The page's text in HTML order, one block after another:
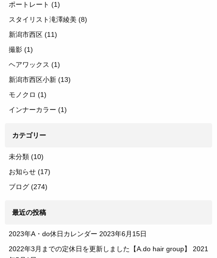
ポートレート (1)
スタイリスト滝澤綾美 (8)
新潟市西区 (11)
撮影 (1)
ヘアワックス (1)
新潟市西区小新 (13)
モノクロ (1)
インナーカラー (1)
カテゴリー
未分類 (10)
お知らせ (17)
ブログ (274)
最近の投稿
2023年A・do休日カレンダー 2023年6月15日
2022年3月までの定休日を更新しました【A.do hair group】
2021